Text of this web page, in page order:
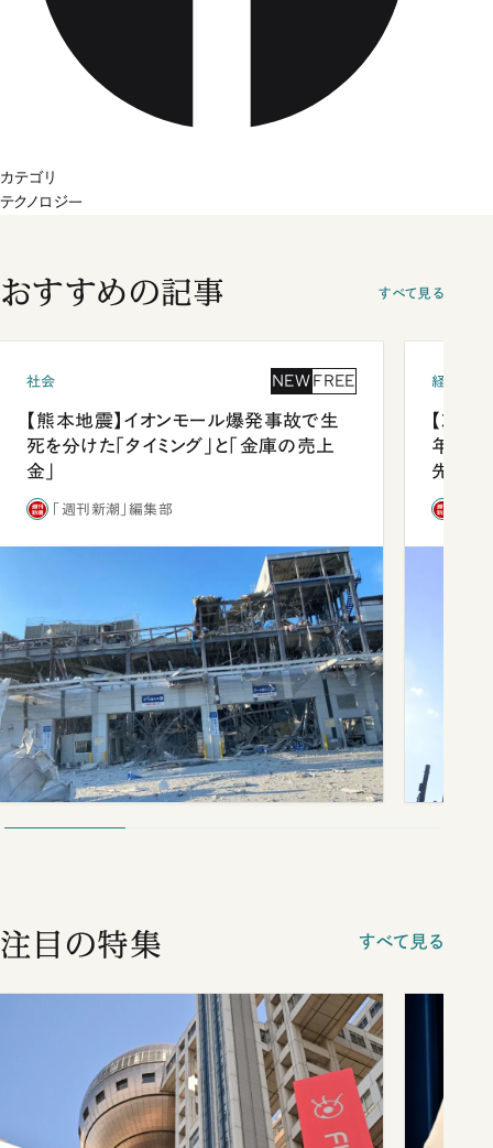
カテゴリ
テクノロジー
おすすめの記事 すべて見る
社会 NEW FREE
【熊本地震】イオンモール爆発事故で生
死を分けた「タイミング」と「金庫の売上
金」
「週刊新潮」編集部
経済・ビ
【就活
年会は
先1位
注目の特集 すべて見る